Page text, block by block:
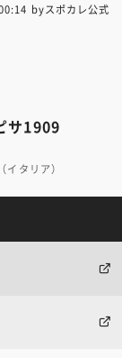
byスポカレ公式
サ1909
タリア）